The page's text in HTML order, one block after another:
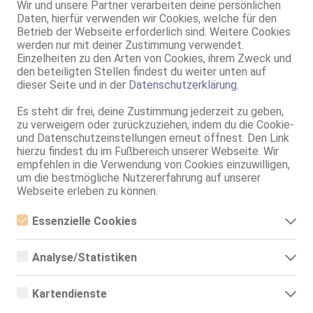
Wir und unsere Partner verarbeiten deine persönlichen
Daten, hierfür verwenden wir Cookies, welche für den
Betrieb der Webseite erforderlich sind. Weitere Cookies
werden nur mit deiner Zustimmung verwendet.
Einzelheiten zu den Arten von Cookies, ihrem Zweck und
den beteiligten Stellen findest du weiter unten auf
dieser Seite und in der Datenschutzerklärung.
Es steht dir frei, deine Zustimmung jederzeit zu geben,
zu verweigern oder zurückzuziehen, indem du die Cookie-
und Datenschutzeinstellungen erneut öffnest. Den Link
hierzu findest du im Fußbereich unserer Webseite. Wir
empfehlen in die Verwendung von Cookies einzuwilligen,
um die bestmögliche Nutzererfahrung auf unserer
Webseite erleben zu können.
Essenzielle Cookies
Essenzielle Cookies sind alle notwendigen Cookies, die für den
ermöglicht werden. Die Webseite kann ohne diese Cookies nicht
Analyse/Statistiken
Analyse- bzw. Statistikcookies sind Cookies, die der Analyse der
Zugriffsstatistiken dienen. Sie helfen den Webseiten-Besitzern zu
Kartendienste
25 Jahre, 75A, KF 32/34, 1.60m, total rasiert, deutsch
AV, 69, NSa, NSp, devot, Franz b. Ihr, RS
Leverkusen
Düsseldorf
Deutsche Annabelle Escort - NEUE NUMMER
26 Jahre, 85E(DD), KF 38, 1.64m, 65 kg, total rasiert, deutsch
ZK, AV, 69, GF6, DT, NSa, devot
LIVE Kostlich
HD-Cam, DE, EN, TR